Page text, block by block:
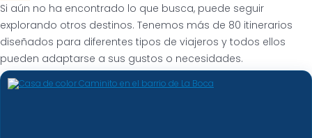
Si aún no ha encontrado lo que busca, puede seguir
explorando otros destinos. Tenemos más de 80 itinerarios
diseñados para diferentes tipos de viajeros y todos ellos
pueden adaptarse a sus gustos o necesidades.